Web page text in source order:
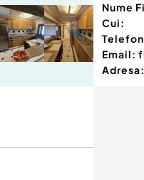
Nume
Cui:
Email:
Adresa: